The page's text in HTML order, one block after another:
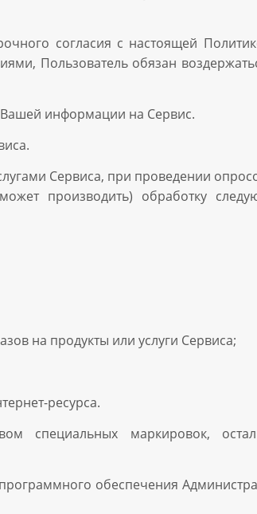
согласия с настоящей
Пользователь обязан
информации на Сервис.
Сервиса, при проведении
производить) обработку
на продукты или услуги Сервиса;
ресурса.
специальных маркировок,
обеспечения